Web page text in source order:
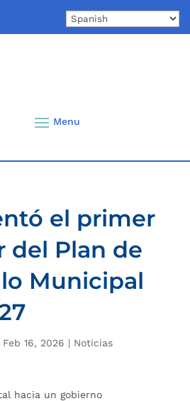
el primer
del Plan de
Municipal
Feb 16, 2026 | Noticias
hacia un gobierno